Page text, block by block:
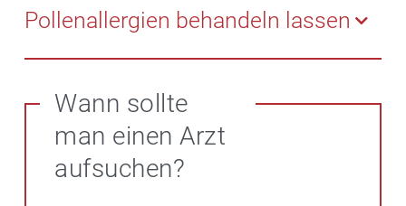
gesund zu halten. Besonders empfehlenswert sind:
– Omega-3-Fettsäuren (z. B. in Fisch, Nüssen und
Leinöl)
Kartoffeln)
– Viel Gemüse und Obst
– WenigSalz und gesättigte Fette
Pollenallergien behandeln lassen
Allergiker sollten ihre Medikation rechtzeitig mit ihrem
Arzt besprechen, um Atemnot und unnötige
Belastungen des Herzens zu vermeiden.
Antihistaminika oder Nasensprays können helfen, die
Symptome zu lindern.
Wann sollte
man einen Arzt
aufsuchen?